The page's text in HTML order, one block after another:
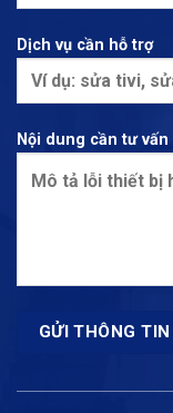
Dịch vụ cần hỗ trợ
Nội dung cần tư vấn